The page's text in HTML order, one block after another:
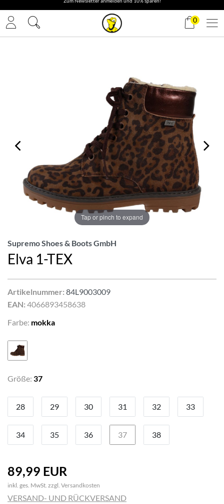
✓ Gratis Versand
0
Tap or pinch to expand
Supremo Shoes & Boots GmbH
Elva 1-TEX
Artikelnummer: 84L9003009
EAN: 4066893458638
Farbe: mokka
Größe: 37
28 29 30 31 32 33
34 35 36 37 38
89,99 EUR
inkl. ges. MwSt. zzgl. Versandkosten
VERSAND- UND RÜCKVERSAND